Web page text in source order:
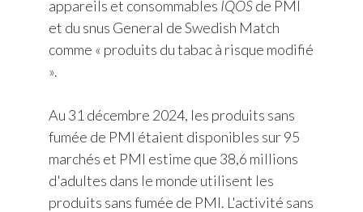
appareils et consommables IQOSde PMI
et du snus General de Swedish Match
comme « produits du tabac à risque modifié
».
Au 31 décembre 2024, les produits sans
fumée de PMI étaient disponibles sur 95
marchés et PMI estime que 38,6 millions
d'adultes dans le monde utilisent les
produits sans fumée de PMI. L'activité sans